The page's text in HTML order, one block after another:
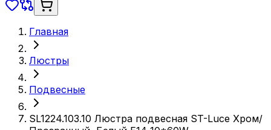
Главная
Люстры
Подвесные
SL1224.103.10 Люстра подвесная ST-Luce Хром/